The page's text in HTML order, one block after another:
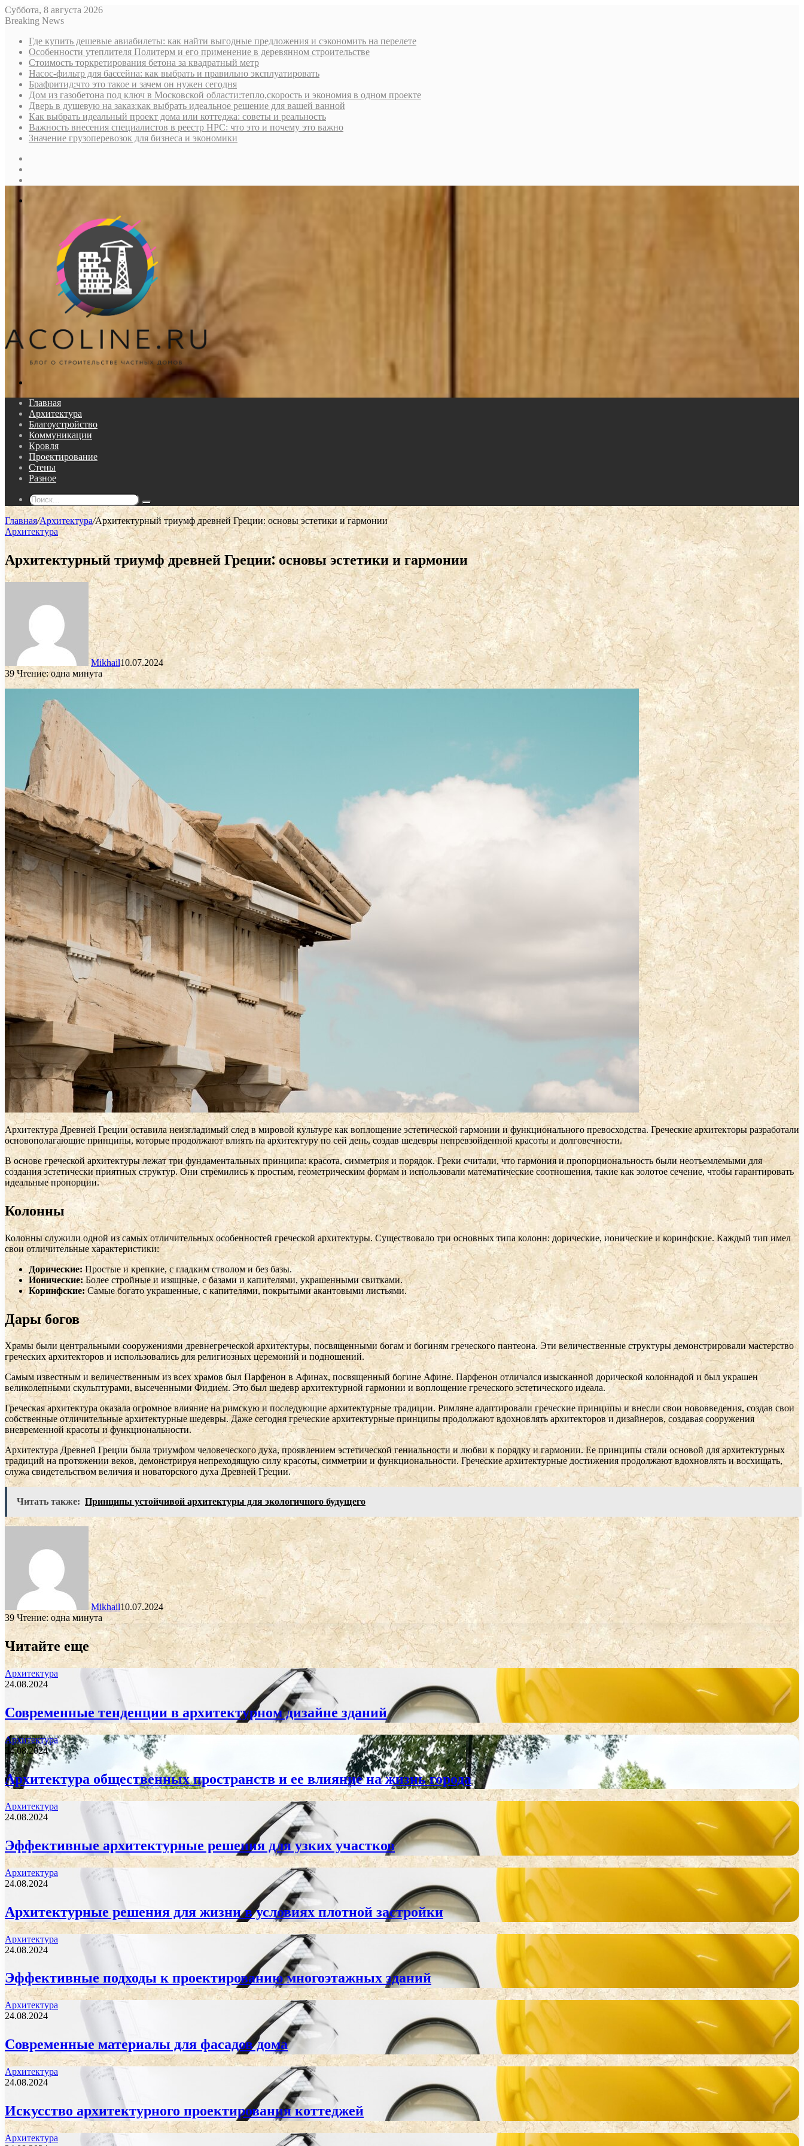
Суббота, 8 августа 2026
Breaking News
Где купить дешевые авиабилеты: как найти выгодные предложения и сэкономить на перелете
Особенности утеплителя Политерм и его применение в деревянном строительстве
Стоимость торкретирования бетона за квадратный метр
Насос-фильтр для бассейна: как выбрать и правильно эксплуатировать
Брафритид:что это такое и зачем он нужен сегодня
Дом из газобетона под ключ в Московской области:тепло,скорость и экономия в одном проекте
Дверь в душевую на заказ:как выбрать идеальное решение для вашей ванной
Как выбрать идеальный проект дома или коттеджа: советы и реальность
Важность внесения специалистов в реестр НРС: что это и почему это важно
Значение грузоперевозок для бизнеса и экономики
Главная
Архитектура
Благоустройство
Коммуникации
Кровля
Проектирование
Стены
Разное
Поиск...
Главная/Архитектура/Архитектурный триумф древней Греции: основы эстетики и гармонии
Архитектура
Архитектурный триумф древней Греции: основы эстетики и гармонии
Mikhail10.07.2024
39Чтение: одна минута
Архитектура Древней Греции оставила неизгладимый след в мировой культуре как воплощение эстетической гармонии и функционального превосходства. Греческие архитекторы разработали
основополагающие принципы, которые продолжают влиять на архитектуру по сей день, создав шедевры непревзойденной красоты и долговечности.
В основе греческой архитектуры лежат три фундаментальных принципа: красота, симметрия и порядок. Греки считали, что гармония и пропорциональность были неотъемлемыми для
создания эстетически приятных структур. Они стремились к простым, геометрическим формам и использовали математические соотношения, такие как золотое сечение, чтобы гарантировать
идеальные пропорции.
Колонны
Колонны служили одной из самых отличительных особенностей греческой архитектуры. Существовало три основных типа колонн: дорические, ионические и коринфские. Каждый тип имел
свои отличительные характеристики:
Дорические:Простые и крепкие, с гладким стволом и без базы.
Ионические:Более стройные и изящные, с базами и капителями, украшенными свитками.
Коринфские:Самые богато украшенные, с капителями, покрытыми акантовыми листьями.
Дары богов
Храмы были центральными сооружениями древнегреческой архитектуры, посвященными богам и богиням греческого пантеона. Эти величественные структуры демонстрировали мастерство
греческих архитекторов и использовались для религиозных церемоний и подношений.
Самым известным и величественным из всех храмов был Парфенон в Афинах, посвященный богине Афине. Парфенон отличался изысканной дорической колоннадой и был украшен
великолепными скульптурами, высеченными Фидием. Это был шедевр архитектурной гармонии и воплощение греческого эстетического идеала.
Греческая архитектура оказала огромное влияние на римскую и последующие архитектурные традиции. Римляне адаптировали греческие принципы и внесли свои нововведения, создав свои
собственные отличительные архитектурные шедевры. Даже сегодня греческие архитектурные принципы продолжают вдохновлять архитекторов и дизайнеров, создавая сооружения
вневременной красоты и функциональности.
Архитектура Древней Греции была триумфом человеческого духа, проявлением эстетической гениальности и любви к порядку и гармонии. Ее принципы стали основой для архитектурных
традиций на протяжении веков, демонстрируя непреходящую силу красоты, симметрии и функциональности. Греческие архитектурные достижения продолжают вдохновлять и восхищать,
служа свидетельством величия и новаторского духа Древней Греции.
Читать также: Принципы устойчивой архитектуры для экологичного будущего
Mikhail10.07.2024
39 Чтение: одна минута
Читайте еще
Архитектура
24.08.2024
Современные тенденции в архитектурном дизайне зданий
Архитектура
24.08.2024
Архитектура общественных пространств и ее влияние на жизнь города
Архитектура
24.08.2024
Эффективные архитектурные решения для узких участков
Архитектура
24.08.2024
Архитектурные решения для жизни в условиях плотной застройки
Архитектура
24.08.2024
Эффективные подходы к проектированию многоэтажных зданий
Архитектура
24.08.2024
Современные материалы для фасадов дома
Архитектура
24.08.2024
Искусство архитектурного проектирования коттеджей
Архитектура